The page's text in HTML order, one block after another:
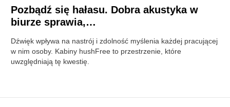
Pozbądź się hałasu. Dobra akustyka w
biurze sprawia,…
Dźwięk wpływa na nastrój i zdolność myślenia każdej pracującej
w nim osoby. Kabiny hushFree to przestrzenie, które
uwzględniają tę kwestię.